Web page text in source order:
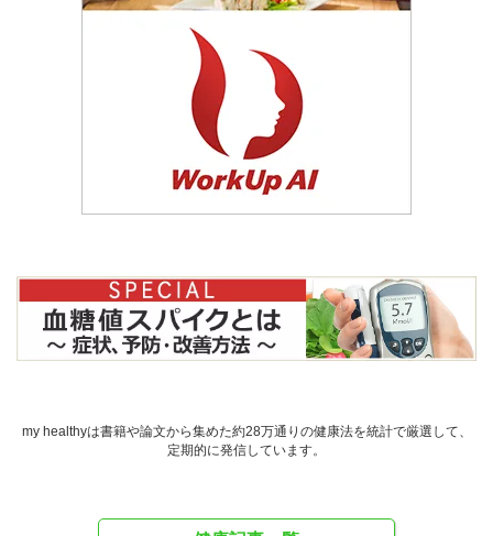
my healthyは書籍や論文から集めた約28万通りの健康法を統計で厳選して、
定期的に発信しています。